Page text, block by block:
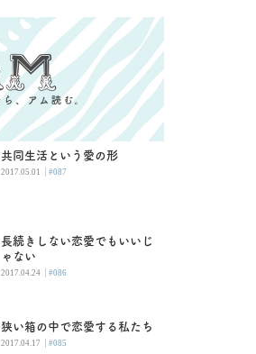
共同生活という愛の形
2017.05.01 | #087
長続きしない恋愛でもいいじ
ゃない
2017.04.24 | #086
狭い箱の中で恋愛する私たち
2017.04.17 | #085